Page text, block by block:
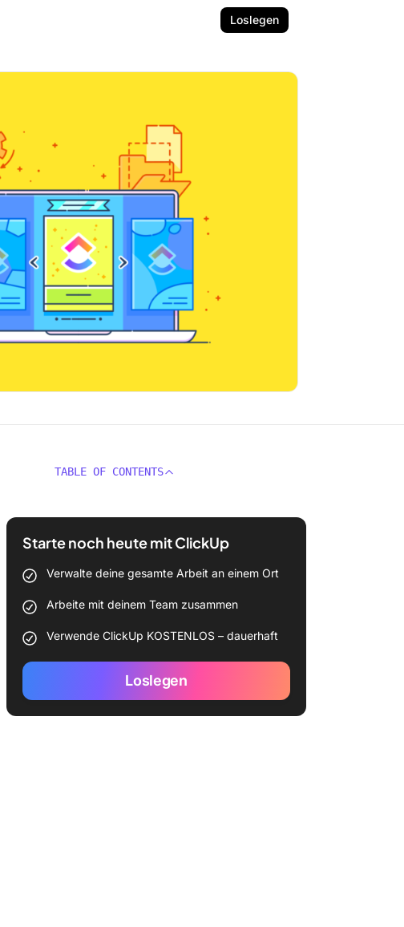
Loslegen
TABLE OF CONTENTS
Starte noch heute mit ClickUp
Verwalte deine gesamte Arbeit an einem Ort
Arbeite mit deinem Team zusammen
Verwende ClickUp KOSTENLOS – dauerhaft
Loslegen